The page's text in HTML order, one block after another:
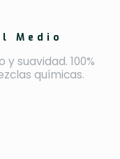
Medio
suavidad. 100%
químicas.